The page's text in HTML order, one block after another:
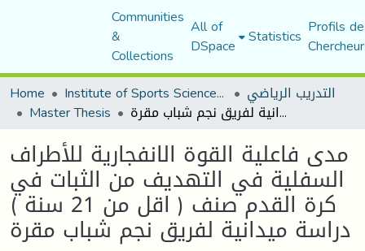
Communities
&
Collections
All of
DSpace Statistics Profils
Home
Institute of Sports Sciences and Techniques التدريب الرياضي
Master Thesis مدى فاعلية القوة الانفجارية للأطراف السفلية في التهديف من الثبات في كرة القدم صنف ( اقل من 21 سنة ) دراسة ميدانية لفريق نجم شباب مقرة
مدى فاعلية القوة الانفجارية للأطراف
السفلية في التهديف من الثبات في
كرة القدم صنف ( اقل من 21 سنة )
دراسة ميدانية لفريق نجم شباب مقرة